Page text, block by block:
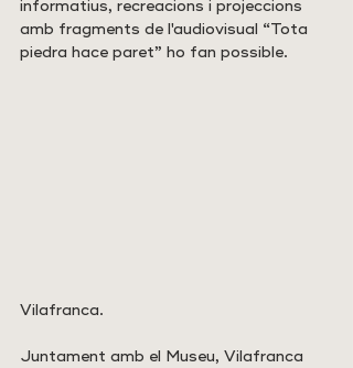
informatius, recreacions i projeccions
amb fragments de l'audiovisual “Tota
piedra hace paret” ho fan possible.
Vilafranca.
Juntament amb el Museu, Vilafranca